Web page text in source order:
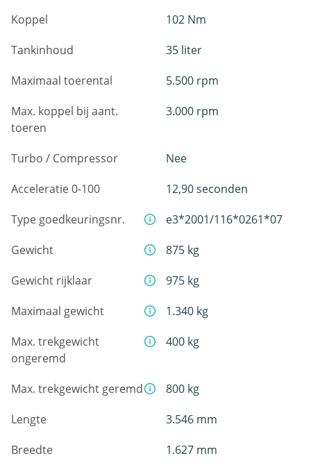
Koppel
102 Nm
Tankinhoud
35 liter
Maximaal toerental
5.500 rpm
Max. koppel bij aant.
toeren
3.000 rpm
Turbo / Compressor
Nee
Acceleratie 0-100
12,90 seconden
Type goedkeuringsnr.
e3*2001/116*0261*07
Gewicht
875 kg
Gewicht rijklaar
975 kg
Maximaal gewicht
1.340 kg
Max. trekgewicht
ongeremd
400 kg
Max. trekgewicht geremd
800 kg
Lengte
3.546 mm
Breedte
1.627 mm